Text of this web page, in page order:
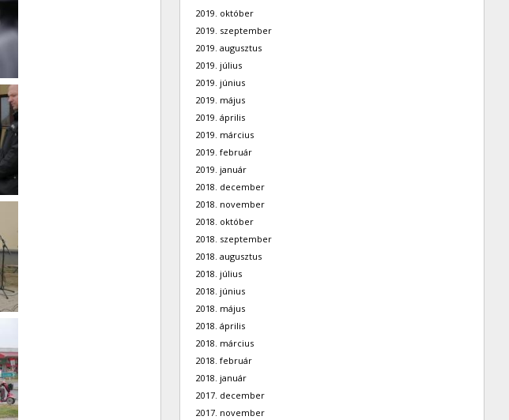
2019. október
2019. szeptember
2019. augusztus
2019. július
2019. június
2019. május
2019. április
2019. március
2019. február
2019. január
2018. december
2018. november
2018. október
2018. szeptember
2018. augusztus
2018. július
2018. június
2018. május
2018. április
2018. március
2018. február
2018. január
2017. december
2017. november